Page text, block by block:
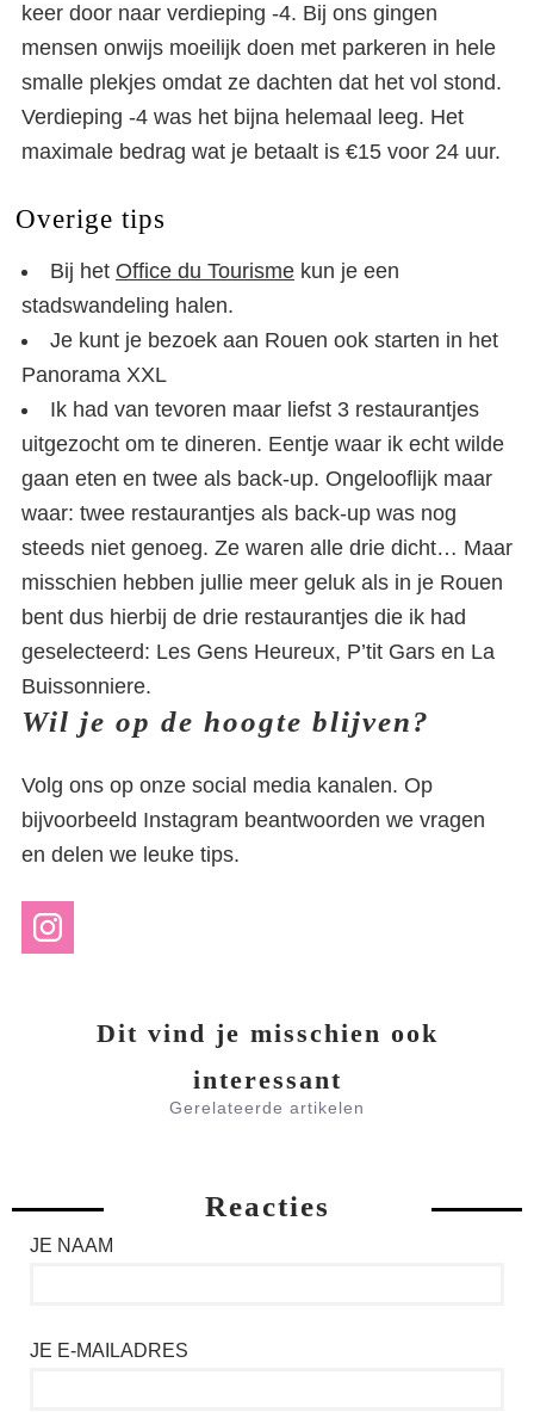
keer door naar verdieping -4. Bij ons gingen
mensen onwijs moeilijk doen met parkeren in hele
smalle plekjes omdat ze dachten dat het vol stond.
Verdieping -4 was het bijna helemaal leeg. Het
maximale bedrag wat je betaalt is €15 voor 24 uur.
Overige tips
Bij het Office du Tourisme kun je een
stadswandeling halen.
Je kunt je bezoek aan Rouen ook starten in het
Panorama XXL
Ik had van tevoren maar liefst 3 restaurantjes
uitgezocht om te dineren. Eentje waar ik echt wilde
gaan eten en twee als back-up. Ongelooflijk maar
waar: twee restaurantjes als back-up was nog
steeds niet genoeg. Ze waren alle drie dicht… Maar
misschien hebben jullie meer geluk als in je Rouen
bent dus hierbij de drie restaurantjes die ik had
geselecteerd: Les Gens Heureux, P’tit Gars en La
Buissonniere.
Wil je op de hoogte blijven?
Volg ons op onze social media kanalen. Op
bijvoorbeeld Instagram beantwoorden we vragen
en delen we leuke tips.
Dit vind je misschien ook
interessant
Gerelateerde artikelen
Reacties
JE NAAM
JE E-MAILADRES